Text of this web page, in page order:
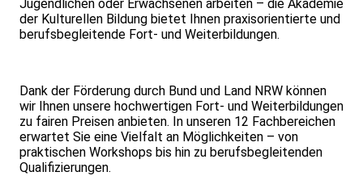
Jugendlichen oder Erwachsenen arbeiten – die Akademie
der Kulturellen Bildung bietet Ihnen praxisorientierte und
berufsbegleitende Fort- und Weiterbildungen.
Dank der Förderung durch Bund und Land NRW können
wir Ihnen unsere hochwertigen Fort- und Weiterbildungen
zu fairen Preisen anbieten. In unseren 12 Fachbereichen
erwartet Sie eine Vielfalt an Möglichkeiten – von
praktischen Workshops bis hin zu berufsbegleitenden
Qualifizierungen.